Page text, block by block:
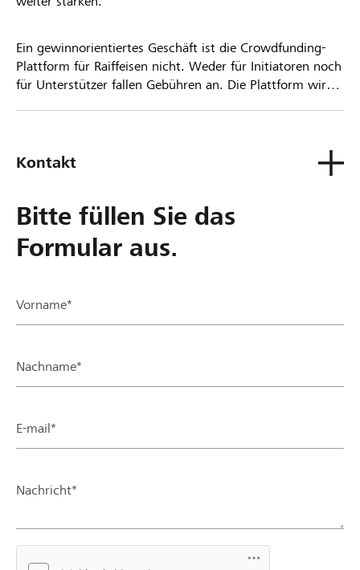
Ein gewinnorientiertes Geschäft ist die Crowdfunding-
Plattform für Raiffeisen nicht. Weder für Initiatoren noch
für Unterstützer fallen Gebühren an. Die Plattform wird
Kontakt
Bitte füllen Sie das
Formular aus.
Vorname*
Nachname*
E-mail*
Nachricht*